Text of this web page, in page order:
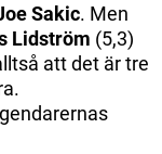
Sakic. Men
Lidström (5,3)
att det är tre